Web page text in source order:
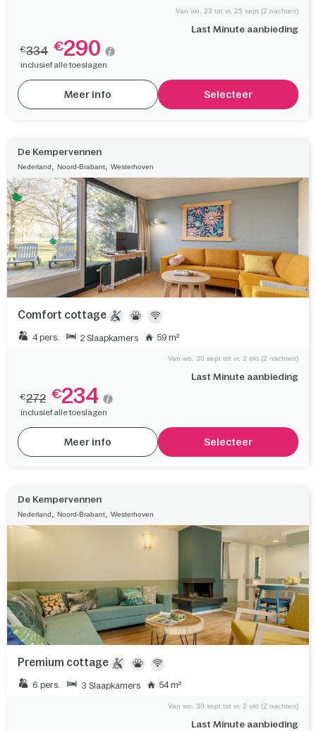
Last Minute aanbieding
Van wo. 23 tot vr. 25 sept (2 nachten)
€334 €290
inclusief alle toeslagen
Meer info Selecteer
De Kempervennen
Nederland Noord-Brabant Westerhoven
Comfort cottage
4 pers. 2 Slaapkamers 59 m²
Last Minute aanbieding
Van wo. 30 sept tot vr. 2 okt (2 nachten)
€272 €234
inclusief alle toeslagen
Meer info Selecteer
De Kempervennen
Nederland Noord-Brabant Westerhoven
Premium cottage
6 pers. 3 Slaapkamers 54 m²
Last Minute aanbieding
Van wo. 30 sept tot vr. 2 okt (2 nachten)